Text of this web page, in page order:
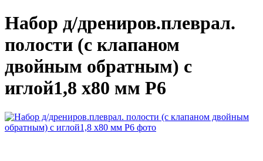
Набор д/дрениров.плеврал.
полости (с клапаном
двойным обратным) с
иглой1,8 х80 мм P6